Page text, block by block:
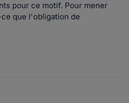
pour ce motif. Pour mener
que l'obligation de